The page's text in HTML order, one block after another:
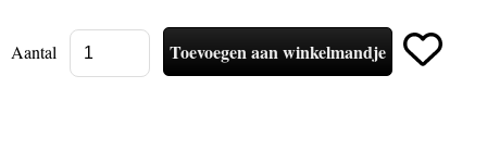
Aantal